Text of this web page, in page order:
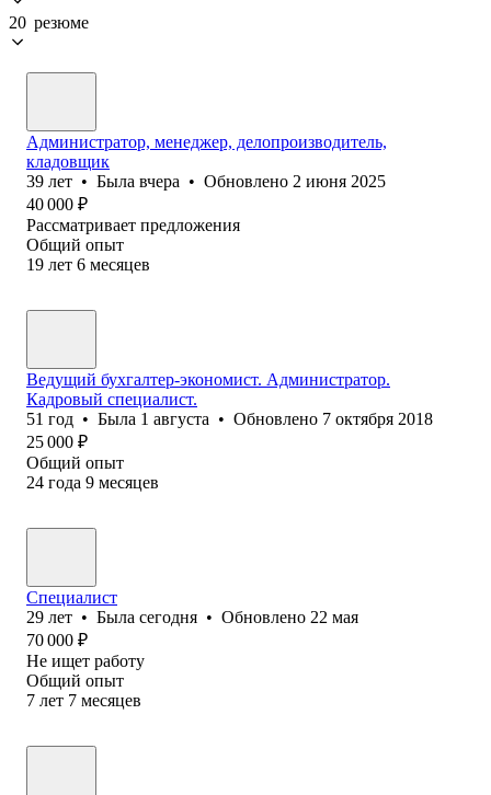
20 резюме
Администратор, менеджер, делопроизводитель,
кладовщик
39 лет • Была вчера • Обновлено 2 июня 2025
40 000 ₽
Рассматривает предложения
Общий опыт
19 лет 6 месяцев
Ведущий бухгалтер-экономист. Администратор.
Кадровый специалист.
51 год • Была 1 августа • Обновлено 7 октября 2018
25 000 ₽
Общий опыт
24 года 9 месяцев
Специалист
29 лет • Была сегодня • Обновлено 22 мая
70 000 ₽
Не ищет работу
Общий опыт
7 лет 7 месяцев